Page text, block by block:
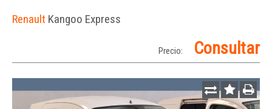
Renault Kangoo Express
Precio: Consultar